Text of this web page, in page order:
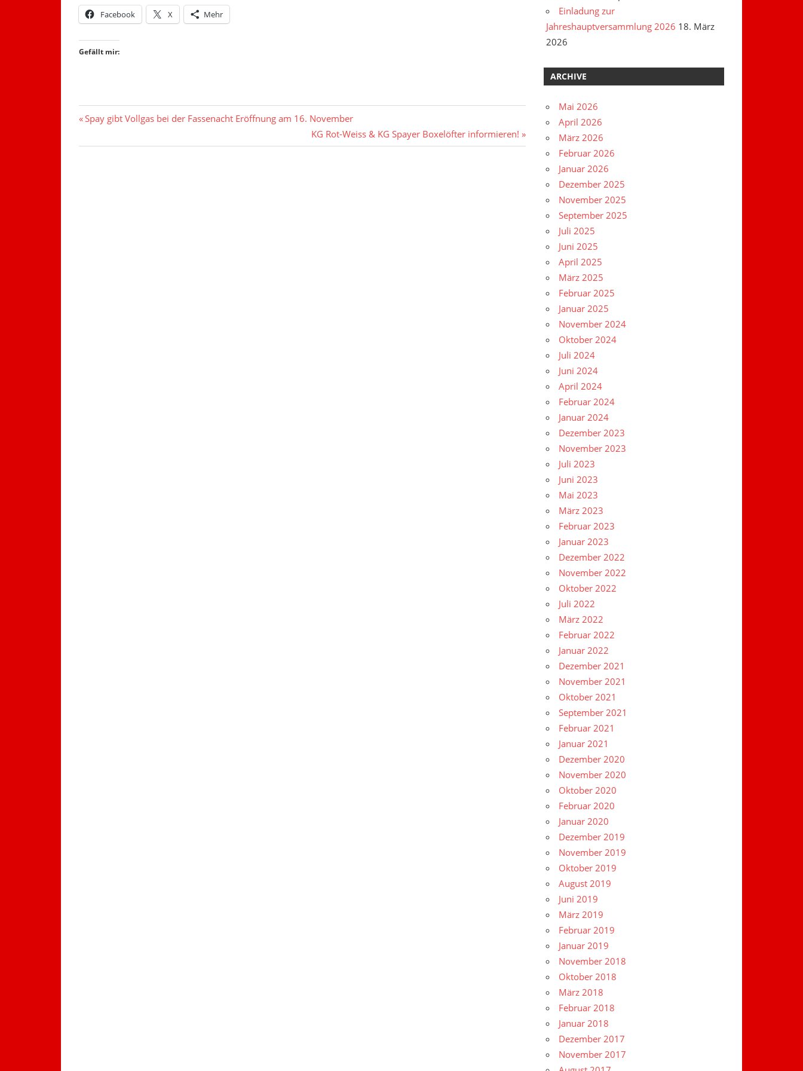
Facebook X Mehr
Gefällt mir:
Beitragsnavigation
Vorheriger
Spay gibt Vollgas bei der Fassenacht Eröffnung am 16. November
Nächster
Beitrag:
KG Rot-Weiss & KG Spayer Boxelöfter informieren!
Einladung zur
Jahreshauptversammlung 2026 18. März
2026
ARCHIVE
Mai 2026
April 2026
März 2026
Februar 2026
Januar 2026
Dezember 2025
November 2025
September 2025
Juli 2025
Juni 2025
April 2025
März 2025
Februar 2025
Januar 2025
November 2024
Oktober 2024
Juli 2024
Juni 2024
April 2024
Februar 2024
Januar 2024
Dezember 2023
November 2023
Juli 2023
Juni 2023
Mai 2023
März 2023
Februar 2023
Januar 2023
Dezember 2022
November 2022
Oktober 2022
Juli 2022
März 2022
Februar 2022
Januar 2022
Dezember 2021
November 2021
Oktober 2021
September 2021
Februar 2021
Januar 2021
Dezember 2020
November 2020
Oktober 2020
Februar 2020
Januar 2020
Dezember 2019
November 2019
Oktober 2019
August 2019
Juni 2019
März 2019
Februar 2019
Januar 2019
November 2018
Oktober 2018
März 2018
Februar 2018
Januar 2018
Dezember 2017
November 2017